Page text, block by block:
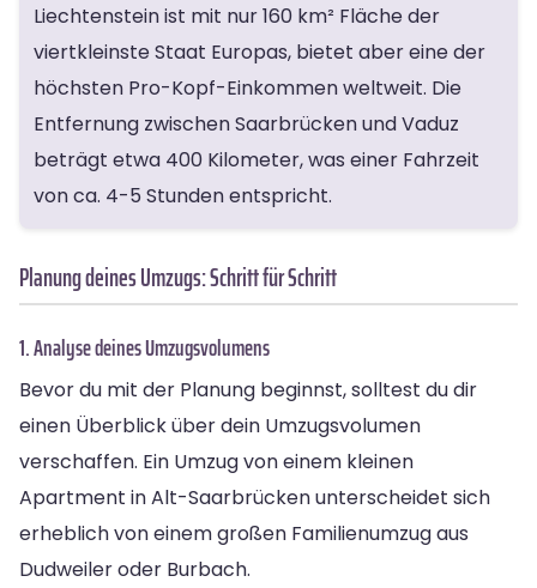
Liechtenstein ist mit nur 160 km² Fläche der
viertkleinste Staat Europas, bietet aber eine der
höchsten Pro-Kopf-Einkommen weltweit. Die
Entfernung zwischen Saarbrücken und Vaduz
beträgt etwa 400 Kilometer, was einer Fahrzeit
von ca. 4-5 Stunden entspricht.
Planung deines Umzugs: Schritt für Schritt
1. Analyse deines Umzugsvolumens
Bevor du mit der Planung beginnst, solltest du dir
einen Überblick über dein Umzugsvolumen
verschaffen. Ein Umzug von einem kleinen
Apartment in Alt-Saarbrücken unterscheidet sich
erheblich von einem großen Familienumzug aus
Dudweiler oder Burbach.